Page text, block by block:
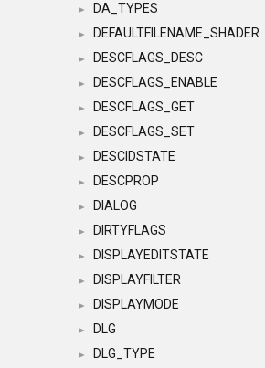
► DA_TYPES
► DEFAULTFILENAME_SHADER
► DESCFLAGS_DESC
► DESCFLAGS_ENABLE
► DESCFLAGS_GET
► DESCFLAGS_SET
► DESCIDSTATE
► DESCPROP
► DIALOG
► DIRTYFLAGS
► DISPLAYEDITSTATE
► DISPLAYFILTER
► DISPLAYMODE
► DLG
► DLG_TYPE